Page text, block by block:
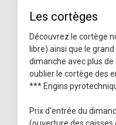
Les cortèges
Découvrez le cortège
libre) ainsi que le
dimanche avec plus
oublier le cortège des
*** Engins
Prix d'entrée du